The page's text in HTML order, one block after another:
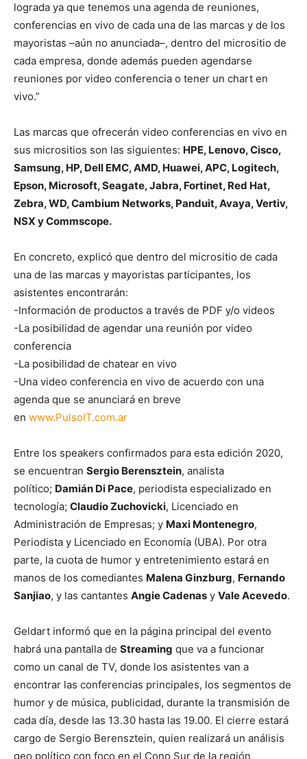
lograda ya que tenemos una agenda de reuniones,
conferencias en vivo de cada una de las marcas y de los
mayoristas –aún no anunciada–, dentro del micrositio de
cada empresa, donde además pueden agendarse
reuniones por video conferencia o tener un chart en
vivo.”
Las marcas que ofrecerán video conferencias en vivo en
sus micrositios son las siguientes: HPE, Lenovo, Cisco,
Samsung, HP, Dell EMC, AMD, Huawei, APC, Logitech,
Epson, Microsoft, Seagate, Jabra, Fortinet, Red Hat,
Zebra, WD, Cambium Networks, Panduit, Avaya, Vertiv,
NSX y Commscope.
En concreto, explicó que dentro del micrositio de cada
una de las marcas y mayoristas participantes, los
asistentes encontrarán:
-Información de productos a través de PDF y/o videos
-La posibilidad de agendar una reunión por video
conferencia
-La posibilidad de chatear en vivo
-Una video conferencia en vivo de acuerdo con una
agenda que se anunciará en breve
en www.PulsoIT.com.ar
Entre los speakers confirmados para esta edición 2020,
se encuentran Sergio Berensztein, analista
político; Damián Di Pace, periodista especializado en
tecnología; Claudio Zuchovicki, Licenciado en
Administración de Empresas; y Maxi Montenegro,
Periodista y Licenciado en Economía (UBA). Por otra
parte, la cuota de humor y entretenimiento estará en
manos de los comediantes Malena Ginzburg, Fernando
Sanjiao, y las cantantes Angie Cadenas y Vale Acevedo.
Geldart informó que en la página principal del evento
habrá una pantalla de Streaming que va a funcionar
como un canal de TV, donde los asistentes van a
encontrar las conferencias principales, los segmentos de
humor y de música, publicidad, durante la transmisión de
cada día, desde las 13.30 hasta las 19.00. El cierre estará
cargo de Sergio Berensztein, quien realizará un análisis
geo político con foco en el Cono Sur de la región,